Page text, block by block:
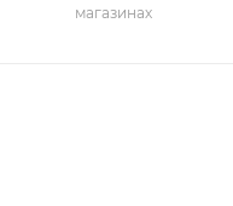
магазинах